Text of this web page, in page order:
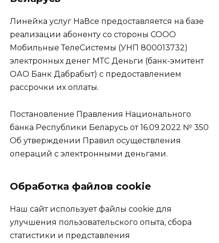
Линейка услуг НаВсе предоставляется на базе
реализации абоненту со стороны СООО
Мобильные ТелеСистемы (УНП 800013732)
электронных денег МТС Деньги (банк-эмитент
ОАО Банк Дабрабыт) с предоставлением
рассрочки их оплаты.
Постановление Правления Национального
банка Республики Беларусь от 16.09.2022 № 350
Об утверждении Правил осуществления
операций с электронными деньгами.
Обработка файлов cookie
Наш сайт использует файлы cookie для
улучшения пользовательского опыта, сбора
статистики и представления